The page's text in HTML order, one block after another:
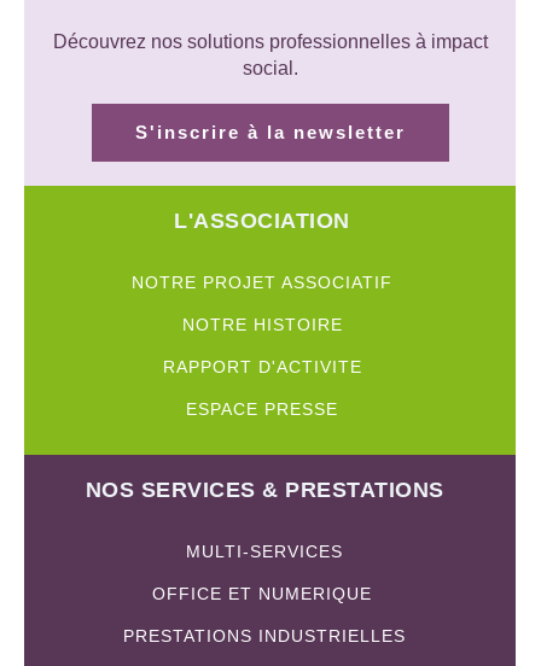
Découvrez nos solutions professionnelles à impact
social.
S'inscrire à la newsletter
L'ASSOCIATION
NOTRE PROJET ASSOCIATIF
NOTRE HISTOIRE
RAPPORT D'ACTIVITE
ESPACE PRESSE
NOS SERVICES & PRESTATIONS
MULTI-SERVICES
OFFICE ET NUMERIQUE
PRESTATIONS INDUSTRIELLES